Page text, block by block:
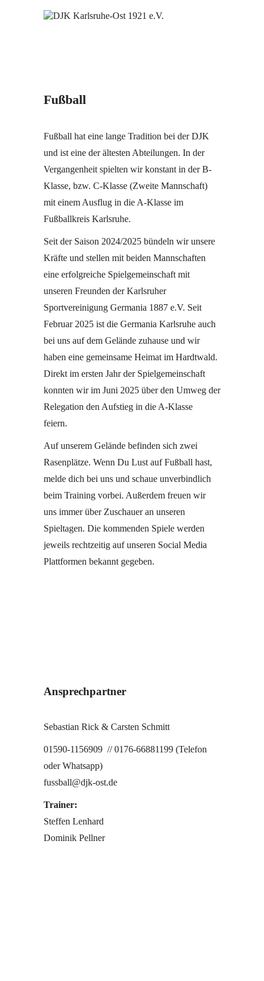
Fußball
Fußball hat eine lange Tradition bei der DJK
und ist eine der ältesten Abteilungen. In der
Vergangenheit spielten wir konstant in der B-
Klasse, bzw. C-Klasse (Zweite Mannschaft)
mit einem Ausflug in die A-Klasse im
Fußballkreis Karlsruhe.
Seit der Saison 2024/2025 bündeln wir unsere
Kräfte und stellen mit beiden Mannschaften
eine erfolgreiche Spielgemeinschaft mit
unseren Freunden der Karlsruher
Sportvereinigung Germania 1887 e.V. Seit
Februar 2025 ist die Germania Karlsruhe auch
bei uns auf dem Gelände zuhause und wir
haben eine gemeinsame Heimat im Hardtwald.
Direkt im ersten Jahr der Spielgemeinschaft
konnten wir im Juni 2025 über den Umweg der
Relegation den Aufstieg in die A-Klasse
feiern.
Auf unserem Gelände befinden sich zwei
Rasenplätze. Wenn Du Lust auf Fußball hast,
melde dich bei uns und schaue unverbindlich
beim Training vorbei. Außerdem freuen wir
uns immer über Zuschauer an unseren
Spieltagen. Die kommenden Spiele werden
jeweils rechtzeitig auf unseren Social Media
Plattformen bekannt gegeben.
Ansprechpartner
Sebastian Rick & Carsten Schmitt
01590-1156909 // 0176-66881199 (Telefon
oder Whatsapp)
fussball@djk-ost.de
Trainer:
Steffen Lenhard
Dominik Pellner